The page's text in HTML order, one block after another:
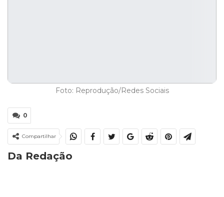
Foto: Reprodução/Redes Sociais
0
Compartilhar
Da Redação